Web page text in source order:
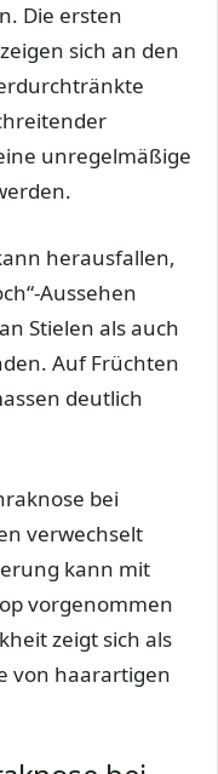
Die ersten
sich an den
unregelmäßige
herausfallen,
Aussehen
Stielen als auch
Auf Früchten
deutlich
bei
verwechselt
kann mit
vorgenommen
zeigt sich als
von haarartigen